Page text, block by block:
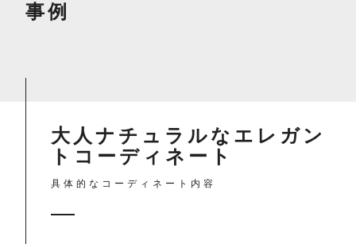
事例
大人ナチュラルなエレガン
トコーディネート
具体的なコーディネート内容